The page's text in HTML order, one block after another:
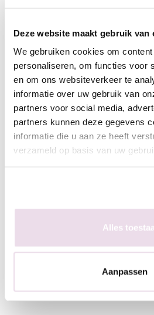
Deze website maakt gebruik van
We gebruiken cookies om
personaliseren, om functies voor
en om ons websiteverkeer te
informatie over uw gebruik van
partners voor social media,
partners kunnen deze gegevens
informatie die u aan ze heeft
verzameld op basis van uw
Alles
Aanpassen
- Breng een topcoat aan naar wens
bijvoorbeeld de Next Topgel
Ingepoetst met pigmenten
- Maak een ondergrond in kleur naar
- Breng de matte topgel aan en
sunlight of 2 min in de UV lamp
- Breng de stempelgel aan op de
- Plaats de stempelaar op de nagel
- Hard de gel uit, 60 sec in de
van de stempelgel
- Fixeer 10 sec in de lamp
- Breng een topcoat aan naar wens
bijvoorbeeld de Next Topgel